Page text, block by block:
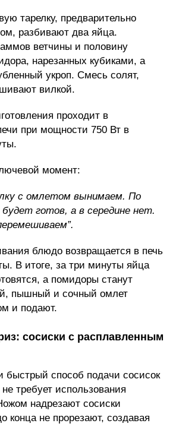
тарелку, предварительно
разбивают два яйца.
ветчины и половину
нарезанных кубиками, а
укроп. Смесь солят,
вилкой.
проходит в
при мощности 750 Вт в
момент:
с омлетом вынимаем. По
готов, а в середине нет.
блюдо возвращается в печь
В итоге, за три минуты яйца
а помидоры станут
пышный и сочный омлет
и подают.
сосиски с расплавленным
быстрый способ подачи сосисок
не требует использования
надрезают сосиски
конца не прорезают, создавая